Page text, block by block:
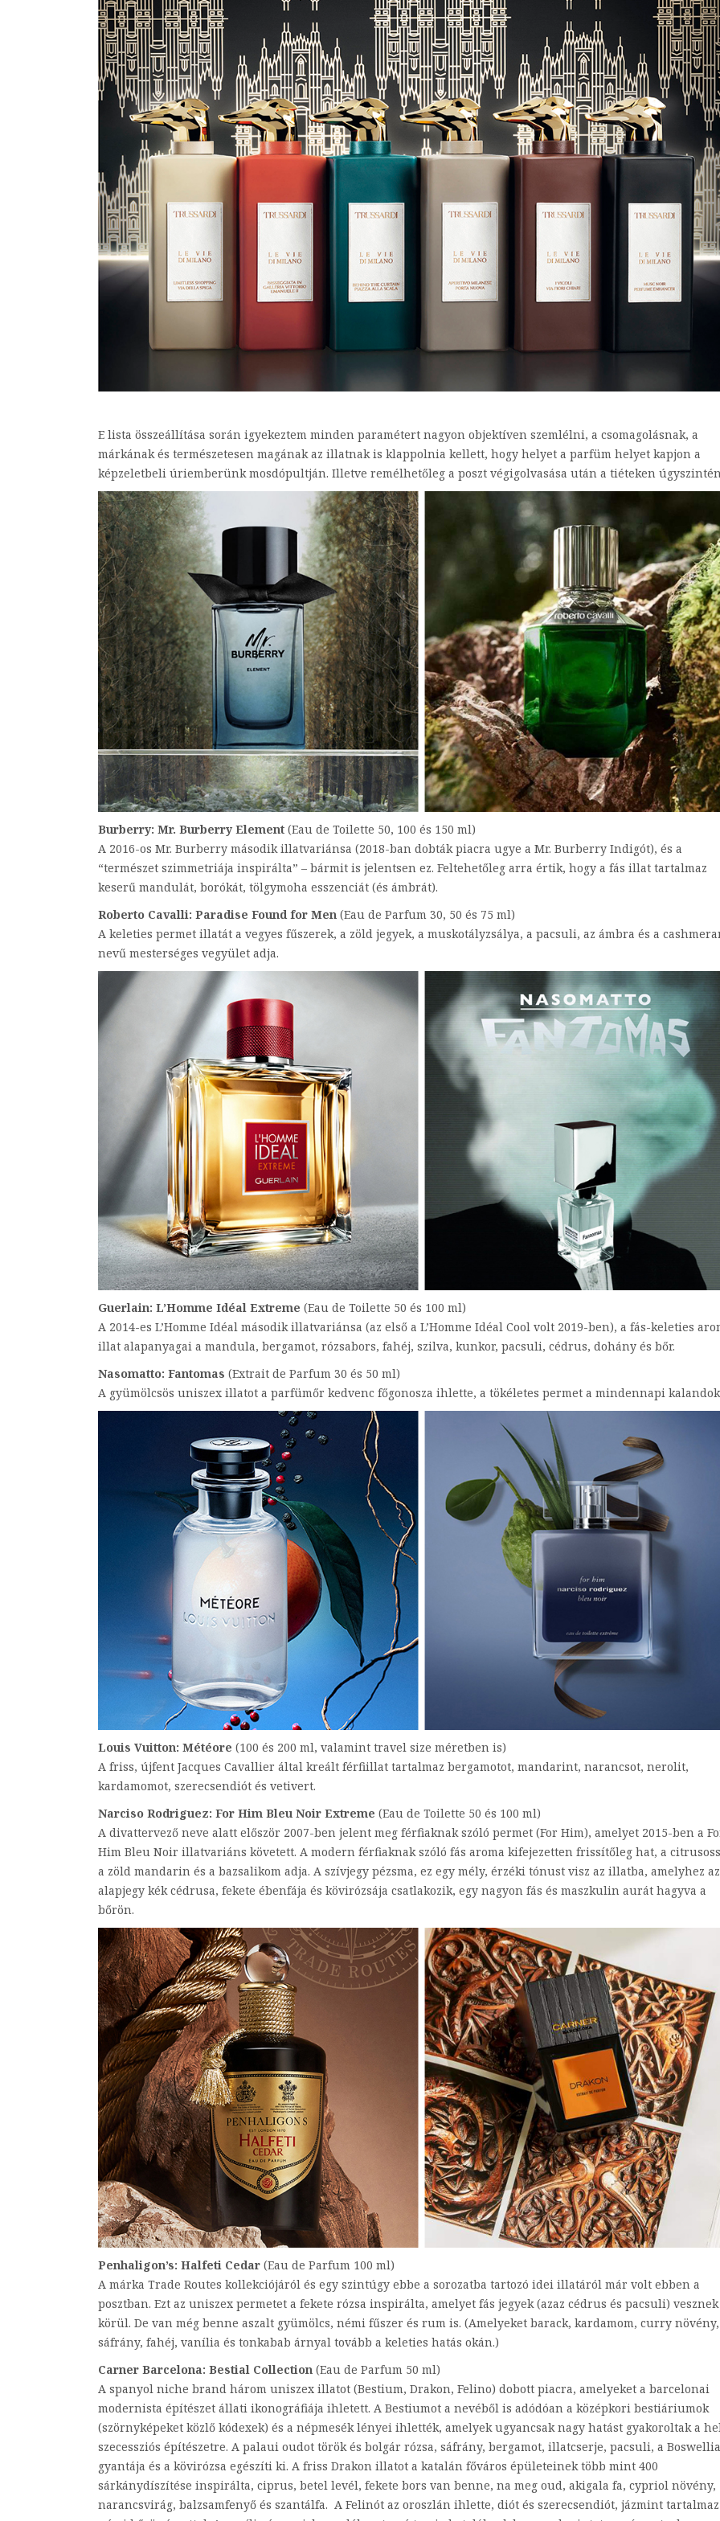
E lista összeállítása során igyekeztem minden paramétert nagyon objektíven szemlélni, a csomagolásnak, a
márkának és természetesen magának az illatnak is klappolnia kellett, hogy helyet a parfüm helyet kapjon a
képzeletbeli úriemberünk mosdópultján. Illetve remélhetőleg a poszt végigolvasása után a tiéteken
Burberry: Mr. Burberry Element (Eau de Toilette 50, 100 és 150 ml)
A 2016-os Mr. Burberry második illatvariánsa (2018-ban dobták piacra ugye a Mr. Burberry Indigót), és a
“természet szimmetriája inspirálta” – bármit is jelentsen ez. Feltehetőleg arra értik, hogy a fás illat tartalmaz
keserű mandulát, borókát, tölgymoha esszenciát (és ámbrát).
Roberto Cavalli: Paradise Found for Men (Eau de Parfum 30, 50 és 75 ml)
A keleties permet illatát a vegyes fűszerek, a zöld jegyek, a muskotályzsálya, a pacsuli, az ámbra és a
nevű mesterséges vegyület adja.
Guerlain: L’Homme Idéal Extreme (Eau de Toilette 50 és 100 ml)
A 2014-es L’Homme Idéal második illatvariánsa (az első a L’Homme Idéal Cool volt 2019-ben), a fás-keleties
illat alapanyagai a mandula, bergamot, rózsabors, fahéj, szilva, kunkor, pacsuli, cédrus, dohány és bőr.
Nasomatto: Fantomas (Extrait de Parfum 30 és 50 ml)
A gyümölcsös uniszex illatot a parfümőr kedvenc főgonosza ihlette, a tökéletes permet a mindennapi
Louis Vuitton: Météore (100 és 200 ml, valamint travel size méretben is)
A friss, újfent Jacques Cavallier által kreált férfiillat tartalmaz bergamotot, mandarint, narancsot, nerolit,
kardamomot, szerecsendiót és vetivert.
Narciso Rodriguez: For Him Bleu Noir Extreme (Eau de Toilette 50 és 100 ml)
A divattervező neve alatt először 2007-ben jelent meg férfiaknak szóló permet (For Him), amelyet 2015-ben a
Him Bleu Noir illatvariáns követett. A modern férfiaknak szóló fás aroma kifejezetten frissítőleg hat, a
a zöld mandarin és a bazsalikom adja. A szívjegy pézsma, ez egy mély, érzéki tónust visz az illatba, amelyhez az
alapjegy kék cédrusa, fekete ébenfája és kövirózsája csatlakozik, egy nagyon fás és maszkulin aurát hagyva a
bőrön.
Penhaligon’s: Halfeti Cedar (Eau de Parfum 100 ml)
A márka Trade Routes kollekciójáról és egy szintúgy ebbe a sorozatba tartozó idei illatáról már volt ebben a
posztban. Ezt az uniszex permetet a fekete rózsa inspirálta, amelyet fás jegyek (azaz cédrus és pacsuli) vesznek
körül. De van még benne aszalt gyümölcs, némi fűszer és rum is. (Amelyeket barack, kardamom, curry növény,
sáfrány, fahéj, vanília és tonkabab árnyal tovább a keleties hatás okán.)
Carner Barcelona: Bestial Collection (Eau de Parfum 50 ml)
A spanyol niche brand három uniszex illatot (Bestium, Drakon, Felino) dobott piacra, amelyeket a barcelonai
modernista építészet állati ikonográfiája ihletett. A Bestiumot a nevéből is adódóan a középkori bestiáriumok
(szörnyképeket közlő kódexek) és a népmesék lényei ihlették, amelyek ugyancsak nagy hatást gyakoroltak a
szecessziós építészetre. A palaui oudot török és bolgár rózsa, sáfrány, bergamot, illatcserje, pacsuli, a
gyantája és a kövirózsa egészíti ki. A friss Drakon illatot a katalán főváros épületeinek több mint 400
sárkánydíszítése inspirálta, ciprus, betel levél, fekete bors van benne, na meg oud, akigala fa, cypriol növény,
narancsvirág, balzsamfenyő és szantálfa. A Felinót az oroszlán ihlette, diót és szerecsendiót, jázmint tartalmaz